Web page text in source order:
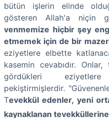
bütün işlerin elinde
gösteren Allah'a niçin
venmemize hiçbir şey
etmemek için de bir
eziyetlere elbette
kasemin cevabıdır.
gördükleri
pekiştirmişlerdir.
Tevekkül edenler, yeni
kaynakla­nan